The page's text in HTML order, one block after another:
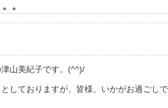
。
山美紀子です。(^^)/
しておりますが、皆様、いかがお過ごしで